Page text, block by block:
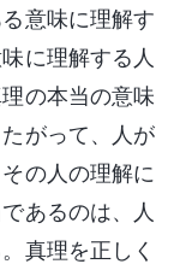
意味に理解す
に理解する人
の本当の意味
がって、人が
の人の理解に
あるのは、人
真理を正しく